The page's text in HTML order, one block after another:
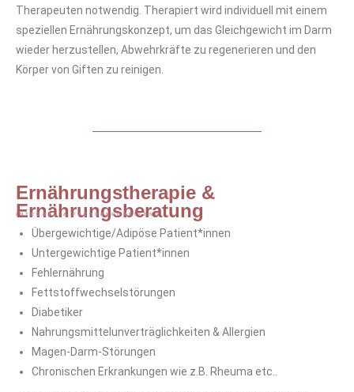
Therapeuten notwendig. Therapiert wird individuell mit einem
speziellen Ernährungskonzept, um das Gleichgewicht im Darm
wieder herzustellen, Abwehrkräfte zu regenerieren und den
Körper von Giften zu reinigen.
Ernährungstherapie &
Ernährungsberatung
INTEGRAL & FACHÜBERGREIFEND
Übergewichtige/Adipöse Patient*innen
Untergewichtige Patient*innen
Fehlernährung
Fettstoffwechselstörungen
Diabetiker
Nahrungsmittelunverträglichkeiten & Allergien
Magen-Darm-Störungen
Chronischen Erkrankungen wie z.B. Rheuma etc..